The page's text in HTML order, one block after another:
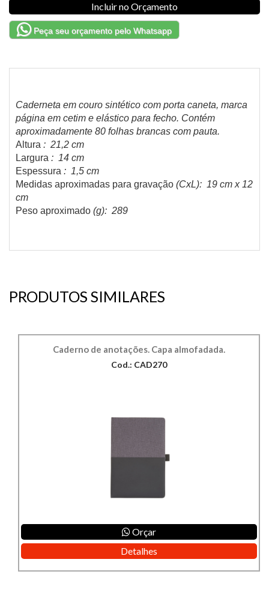
Incluir no Orçamento
Peça seu orçamento pelo Whatsapp
Caderneta em couro sintético com porta caneta, marca
página em cetim e elástico para fecho. Contém
aproximadamente 80 folhas brancas com pauta.
Altura : 21,2 cm
Largura : 14 cm
Espessura : 1,5 cm
Medidas aproximadas para gravação (CxL): 19 cm x 12
cm
Peso aproximado (g): 289
PRODUTOS SIMILARES
Caderno de anotações. Capa almofadada.
Cod.: CAD270
Orçar
Detalhes